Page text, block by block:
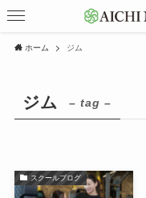
ホーム ジム
ジム – tag –
スクールブログ